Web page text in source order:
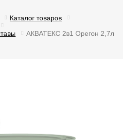
Каталог товаров
АКВАТЕКС 2в1 Орегон 2,7л